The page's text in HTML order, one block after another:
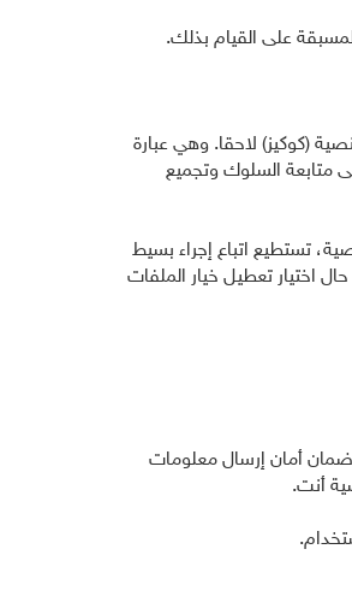
على القيام بذلك.
(كوكيز) لاحقا. وهي عبارة
متابعة السلوك وتجميع
تستطيع اتباع إجراء بسيط
اختيار تعطيل خيار الملفات
ضمان أمان إرسال معلومات
أنت.